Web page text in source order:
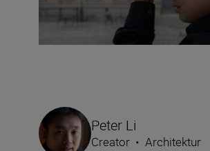
Peter Li
Creator • Architektur